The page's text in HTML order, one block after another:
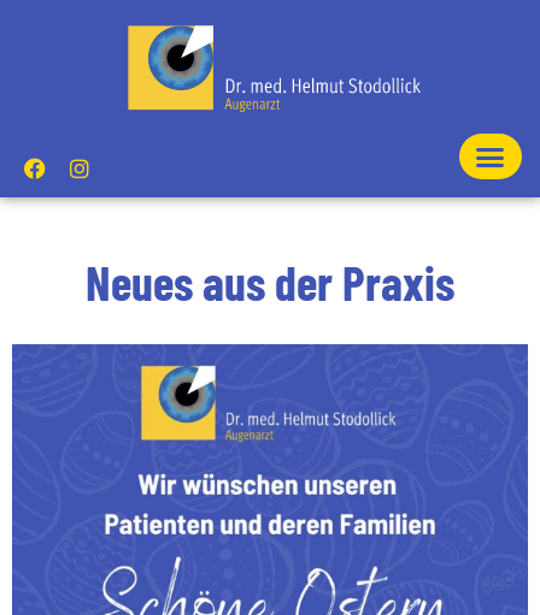
Neues aus der Praxis
Wir wünschen unseren Patienten und deren Familien